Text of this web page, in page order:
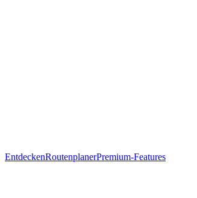
EntdeckenRoutenplanerPremium-Features